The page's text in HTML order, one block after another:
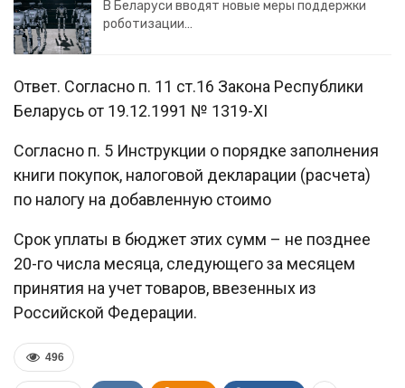
В Беларуси вводят новые меры поддержки
роботизации…
Ответ. Согласно п. 11 ст.16 Закона Республики
Беларусь от 19.12.1991 № 1319-XI
Согласно п. 5 Инструкции о порядке заполнения
книги покупок, налоговой декларации (расчета)
по налогу на добавленную стоимо
Срок уплаты в бюджет этих сумм – не позднее
20-го числа месяца, следующего за месяцем
принятия на учет товаров, ввезенных из
Российской Федерации.
496